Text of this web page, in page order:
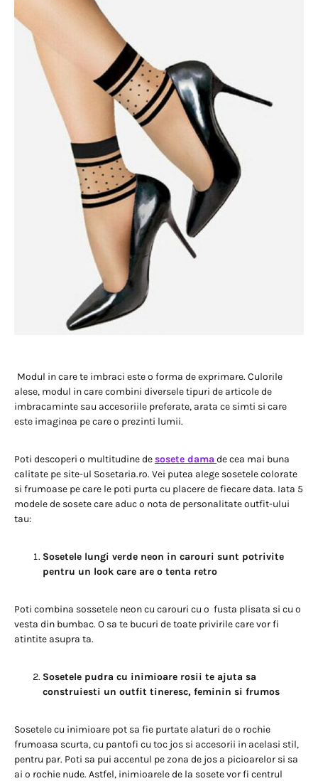
Modul in care te imbraci este o forma de exprimare. Culorile
alese, modul in care combini diversele tipuri de articole de
imbracaminte sau accesoriile preferate, arata ce simti si care
este imaginea pe care o prezinti lumii.
Poti descoperi o multitudine desosete dama de cea mai buna
calitate pe site-ul Sosetaria.ro. Vei putea alege sosetele colorate
si frumoase pe care le poti purta cu placere de fiecare data. Iata 5
modele de sosete care aduc o nota de personalitate outfit-ului
tau:
Sosetele lungi verde neon in carouri sunt potrivite
pentru un look care are o tenta retro
Poti combina sossetele neon cu carouri cu o fusta plisata si cu o
vesta din bumbac. O sa te bucuri de toate privirile care vor fi
atintite asupra ta.
Sosetele pudra cu inimioare rosii te ajuta sa
construiesti un outfit tineresc, feminin si frumos
Sosetele cu inimioare pot sa fie purtate alaturi de o rochie
frumoasa scurta, cu pantofi cu toc jos si accesorii in acelasi stil,
pentru par. Poti sa pui accentul pe zona de jos a picioarelor si sa
ai o rochie nude. Astfel, inimioarele de la sosete vor fi centrul